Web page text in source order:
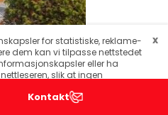
Kontakt
x
for statistiske, reklame-
dem kan vi tilpasse nettstedet
eller ha
slik at ingen